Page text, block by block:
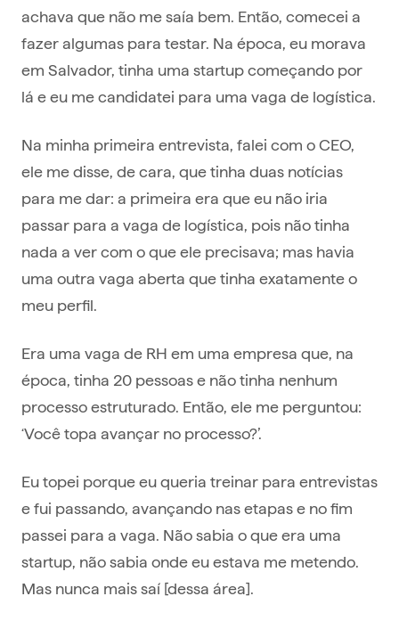
achava que não me saía bem. Então, comecei a
fazer algumas para testar. Na época, eu morava
em Salvador, tinha uma startup começando por
lá e eu me candidatei para uma vaga de logística.
Na minha primeira entrevista, falei com o CEO,
ele me disse, de cara, que tinha duas notícias
para me dar: a primeira era que eu não iria
passar para a vaga de logística, pois não tinha
nada a ver com o que ele precisava; mas havia
uma outra vaga aberta que tinha exatamente o
meu perfil.
Era uma vaga de RH em uma empresa que, na
época, tinha 20 pessoas e não tinha nenhum
processo estruturado. Então, ele me perguntou:
‘Você topa avançar no processo?’.
Eu topei porque eu queria treinar para entrevistas
e fui passando, avançando nas etapas e no fim
passei para a vaga. Não sabia o que era uma
startup, não sabia onde eu estava me metendo.
Mas nunca mais saí [dessa área].